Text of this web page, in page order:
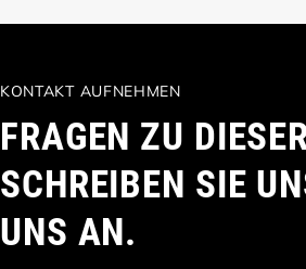
KONTAKT AUFNEHMEN
FRAGEN ZU
SCHREIBEN SIE
UNS AN.